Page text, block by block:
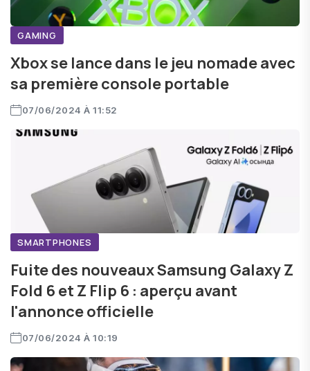
GAMING
Xbox se lance dans le jeu nomade avec
sa première console portable
07/06/2024 À 11:52
SMARTPHONES
Fuite des nouveaux Samsung Galaxy Z
Fold 6 et Z Flip 6 : aperçu avant
l'annonce officielle
07/06/2024 À 10:19